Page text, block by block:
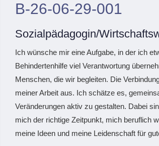
B-26-06-29-001
Sozialpädagogin/
Ich wünsche mir eine Aufgabe, in der ich
Behindertenhilfe viel Verantwortung
Menschen, die wir begleiten. Die
meiner Arbeit aus. Ich schätze es,
Veränderungen aktiv zu gestalten. Dabei
mich der richtige Zeitpunkt, mich beruflich
meine Ideen und meine Leidenschaft für